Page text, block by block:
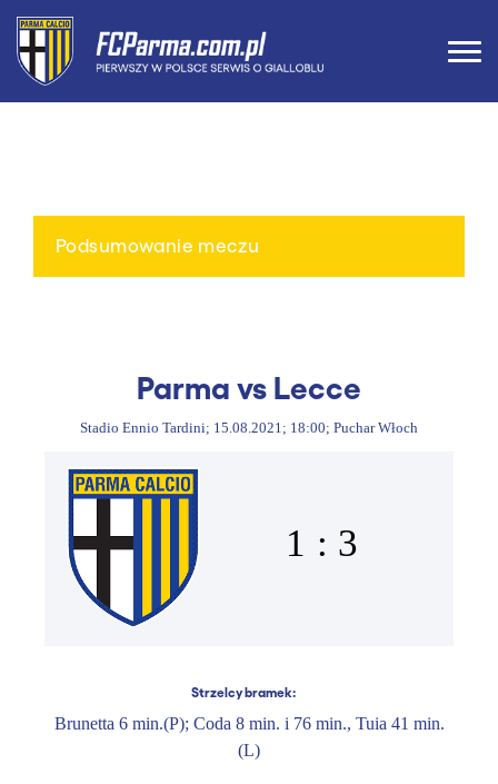
Podsumowanie meczu
Parma vs Lecce
Stadio Ennio Tardini; 15.08.2021; 18:00; Puchar Włoch
1 : 3
Strzelcy bramek:
Brunetta 6 min.(P); Coda 8 min. i 76 min., Tuia 41 min.
(L)